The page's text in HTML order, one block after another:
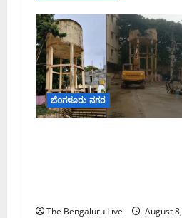
ಬೆಂಗಳೂರು ನಗರ
The Bengaluru Live
August 8,